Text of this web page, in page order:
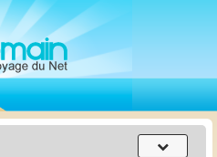
Menu